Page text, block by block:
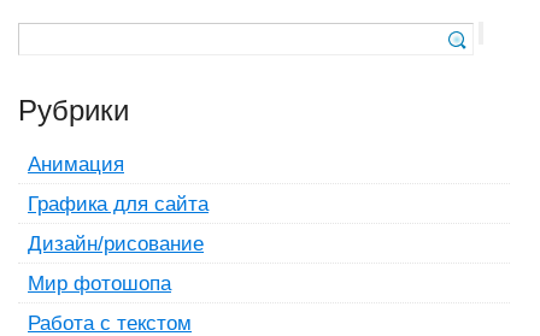
Рубрики
Анимация
Графика для сайта
Дизайн/рисование
Мир фотошопа
Работа с текстом